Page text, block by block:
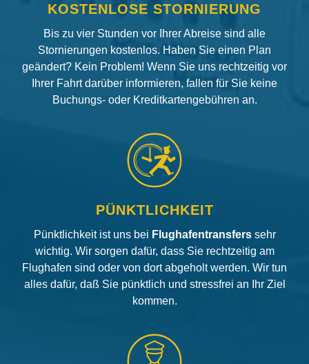
KOSTENLOSE STORNIERUNG
Bis zu vier Stunden vor Ihrer Abreise sind alle
Stornierungen kostenlos. Haben Sie einen Plan
geändert? Kein Problem! Wenn Sie uns rechtzeitig vor
Ihrer Fahrt darüber informieren, fallen für Sie keine
Buchungs- oder Kreditkartengebühren an.
PÜNKTLICHKEIT
Pünktlichkeit ist uns bei Flughafentransfers sehr
wichtig. Wir sorgen dafür, dass Sie rechtzeitig am
Flughafen sind oder von dort abgeholt werden. Wir tun
alles dafür, daß Sie pünktlich und stressfrei an Ihr Ziel
kommen.